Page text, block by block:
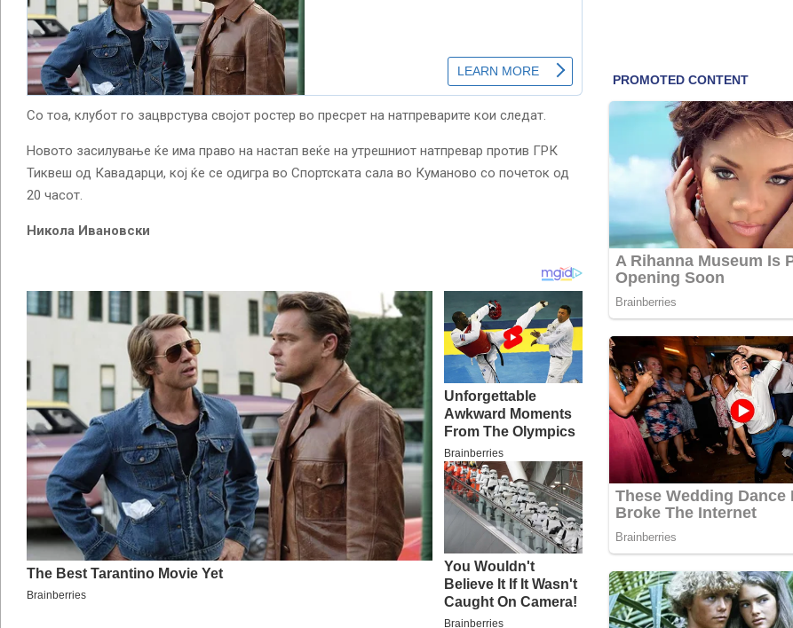
Со тоа, клубот го зацврстува својот ростер во пресрет на натпреварите кои следат.
Новото засилување ќе има право на настап веќе на утрешниот натпревар против ГРК
Тиквеш од Кавадарци, кој ќе се одигра во Спортската сала во Куманово со почеток од
20 часот.
Никола Ивановски